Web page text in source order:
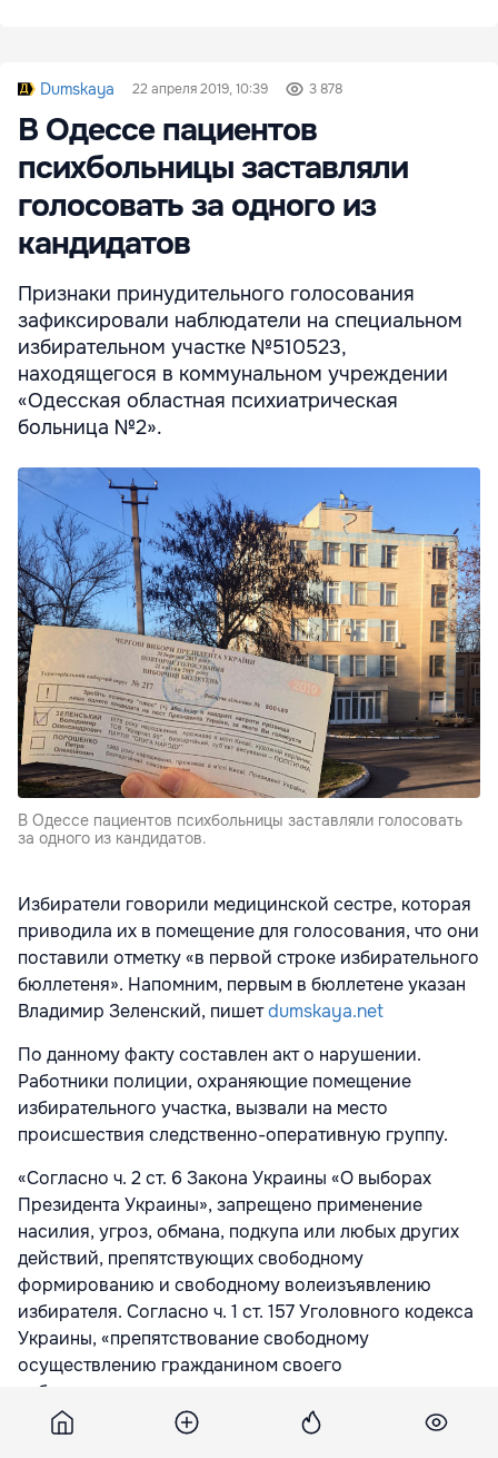
Dumskaya 22 апреля 2019, 10:39 3 878
В Одессе пациентов
психбольницы заставляли
голосовать за одного из
кандидатов
Признаки принудительного голосования
зафиксировали наблюдатели на специальном
избирательном участке №510523,
находящегося в коммунальном учреждении
«Одесская областная психиатрическая
больница №2».
В Одессе пациентов психбольницы заставляли голосовать
за одного из кандидатов.
Избиратели говорили медицинской сестре, которая
приводила их в помещение для голосования, что они
поставили отметку «в первой строке избирательного
бюллетеня». Напомним, первым в бюллетене указан
Владимир Зеленский, пишетdumskaya.net
По данному факту составлен акт о нарушении.
Работники полиции, охраняющие помещение
избирательного участка, вызвали на место
происшествия следственно-оперативную группу.
«Согласно ч. 2 ст. 6 Закона Украины «О выборах
Президента Украины», запрещено применение
насилия, угроз, обмана, подкупа или любых других
действий, препятствующих свободному
формированию и свободному волеизъявлению
избирателя. Согласно ч. 1 ст. 157 Уголовного кодекса
Украины, «препятствование свободному
осуществлению гражданином своего
избирательного права или права участвовать в
референдуме, препятствование деятельности